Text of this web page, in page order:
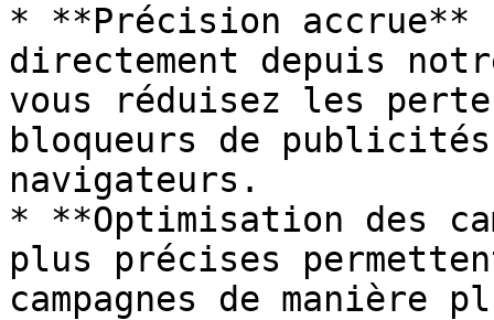
* **Précision accrue**
directement depuis
vous réduisez les
bloqueurs de
navigateurs.
* **Optimisation des
plus précises
campagnes de manière